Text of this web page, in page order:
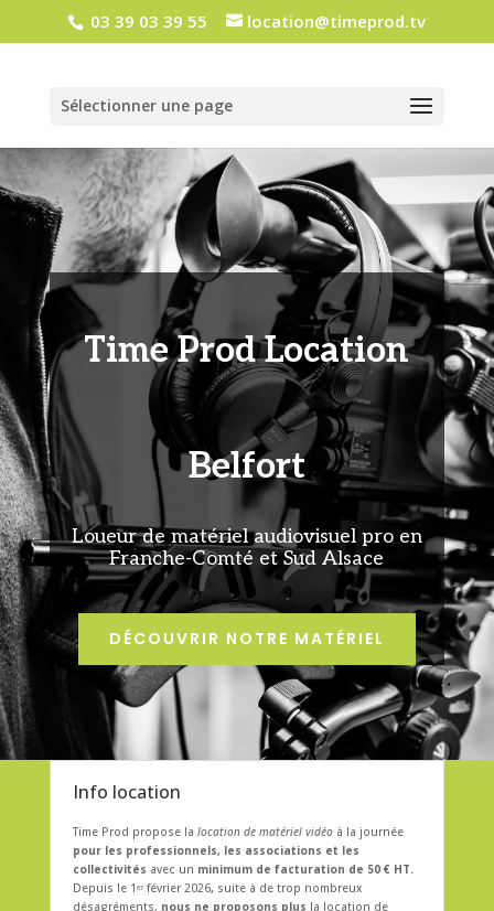
03 39 03 39 55 location@timeprod.tv
Sélectionner une page
Time Prod Location
Belfort
Loueur de matériel audiovisuel pro en
Franche-Comté et Sud Alsace
DÉCOUVRIR NOTRE MATÉRIEL
Info location
Time Prod propose la location de matériel vidéoà la journée
pour les professionnels, les associations et les
collectivités avec un minimum de facturation de 50 € HT.
Depuis le 1ᵉʳ février 2026, suite à de trop nombreux
désagréments, nous ne proposons plus la location de